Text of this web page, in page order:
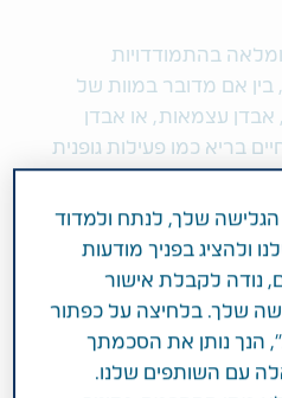
בהתמודדויות
אם מדובר במוות של
עצמאות, או אבדן
בריא כמו פעילות גופנית
פשוטה.
או לעסוק בפעילויות
הוואקום הזה נכנסות
פחדים, כעסים ועצבות.
אם באמצעות אימוץ
שלך, לנתח ולמדוד
ולהציג בפניך מודעות
נודה לקבלת אישור
שלך. בלחיצה על כפתור
הנך נותן את הסכמתך
עם השותפים שלנו.